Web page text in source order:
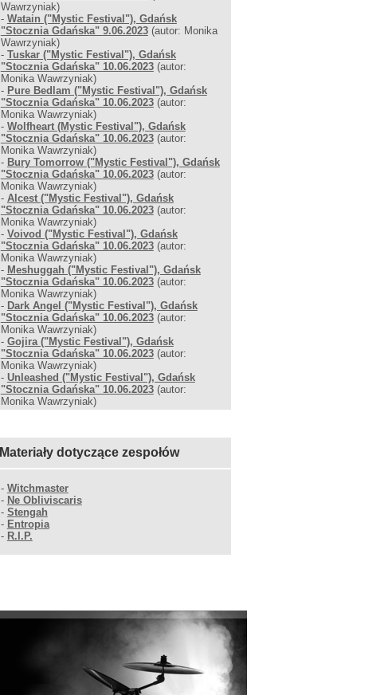
Wawrzyniak)
- Watain ("Mystic Festival"), Gdańsk
"Stocznia Gdańska" 9.06.2023(autor: Monika
Wawrzyniak)
- Tuskar ("Mystic Festival"), Gdańsk
"Stocznia Gdańska" 10.06.2023(autor:
Monika Wawrzyniak)
- Pure Bedlam ("Mystic Festival"), Gdańsk
"Stocznia Gdańska" 10.06.2023(autor:
Monika Wawrzyniak)
- Wolfheart (Mystic Festival"), Gdańsk
"Stocznia Gdańska" 10.06.2023(autor:
Monika Wawrzyniak)
- Bury Tomorrow ("Mystic Festival"), Gdańsk
"Stocznia Gdańska" 10.06.2023(autor:
Monika Wawrzyniak)
- Alcest ("Mystic Festival"), Gdańsk
"Stocznia Gdańska" 10.06.2023(autor:
Monika Wawrzyniak)
- Voivod ("Mystic Festival"), Gdańsk
"Stocznia Gdańska" 10.06.2023(autor:
Monika Wawrzyniak)
- Meshuggah ("Mystic Festival"), Gdańsk
"Stocznia Gdańska" 10.06.2023(autor:
Monika Wawrzyniak)
- Dark Angel ("Mystic Festival"), Gdańsk
"Stocznia Gdańska" 10.06.2023(autor:
Monika Wawrzyniak)
- Gojira ("Mystic Festival"), Gdańsk
"Stocznia Gdańska" 10.06.2023(autor:
Monika Wawrzyniak)
- Unleashed ("Mystic Festival"), Gdańsk
"Stocznia Gdańska" 10.06.2023(autor:
Monika Wawrzyniak)
Materiały dotyczące zespołów
- Witchmaster
- Ne Obliviscaris
- Stengah
- Entropia
- R.I.P.